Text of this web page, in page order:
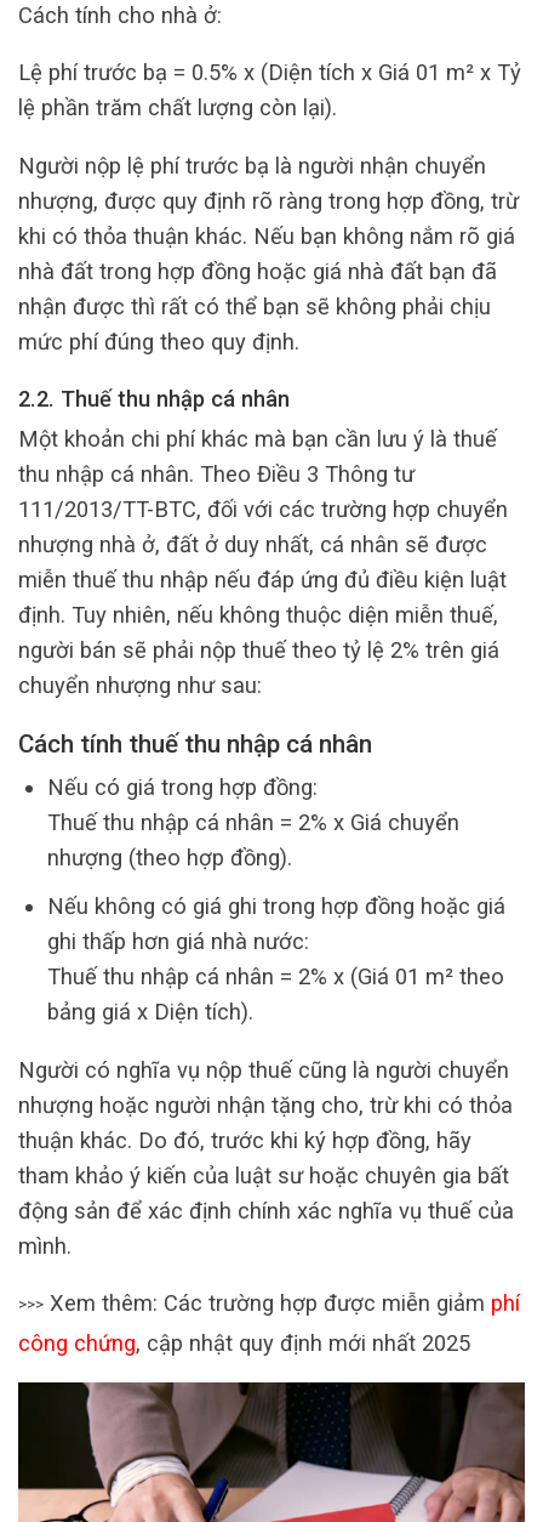
Cách tính cho nhà ở:
Lệ phí trước bạ = 0.5% x (Diện tích x Giá 01 m² x Tỷ
lệ phần trăm chất lượng còn lại).
Người nộp lệ phí trước bạ là người nhận chuyển
nhượng, được quy định rõ ràng trong hợp đồng, trừ
khi có thỏa thuận khác. Nếu bạn không nắm rõ giá
nhà đất trong hợp đồng hoặc giá nhà đất bạn đã
nhận được thì rất có thể bạn sẽ không phải chịu
mức phí đúng theo quy định.
2.2. Thuế thu nhập cá nhân
Một khoản chi phí khác mà bạn cần lưu ý là thuế
thu nhập cá nhân. Theo Điều 3 Thông tư
111/2013/TT-BTC, đối với các trường hợp chuyển
nhượng nhà ở, đất ở duy nhất, cá nhân sẽ được
miễn thuế thu nhập nếu đáp ứng đủ điều kiện luật
định. Tuy nhiên, nếu không thuộc diện miễn thuế,
người bán sẽ phải nộp thuế theo tỷ lệ 2% trên giá
chuyển nhượng như sau:
Cách tính thuế thu nhập cá nhân
Nếu có giá trong hợp đồng:
Thuế thu nhập cá nhân = 2% x Giá chuyển
nhượng (theo hợp đồng).
Nếu không có giá ghi trong hợp đồng hoặc giá
ghi thấp hơn giá nhà nước:
Thuế thu nhập cá nhân = 2% x (Giá 01 m² theo
bảng giá x Diện tích).
Người có nghĩa vụ nộp thuế cũng là người chuyển
nhượng hoặc người nhận tặng cho, trừ khi có thỏa
thuận khác. Do đó, trước khi ký hợp đồng, hãy
tham khảo ý kiến của luật sư hoặc chuyên gia bất
động sản để xác định chính xác nghĩa vụ thuế của
mình.
>>> Xem thêm: Các trường hợp được miễn giảm phí
công chứng, cập nhật quy định mới nhất 2025